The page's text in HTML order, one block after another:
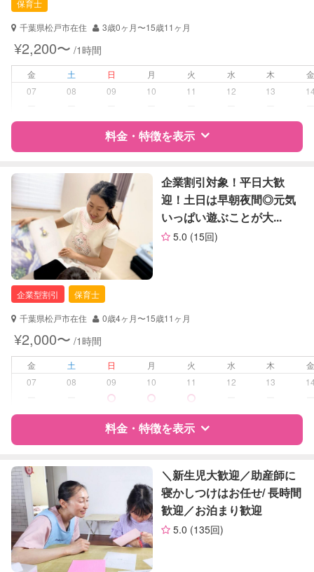
対応可能/特徴
送迎サポート
病児対応 病児、病後児、ともに不可
なし
お引き受けしていません
お子様の撮影
（定期特典）
対応不可
保育士
千葉県松戸市在住
3歳0ヶ月〜15歳11ヶ月
¥2,200〜 /1時間
金 土 日 月 火 水 木
07
08 09 10 11 12 13
料金・特徴を表示
料金 レビュー
サポートの特徴
資格
自治体届出済ベビーシッター
保育士
幼稚園教諭
対応可能/特徴
送迎サポート
お泊まり保育
子育て経験
障がい児対応 対応可否は個別に相談
レッスン
定期予約 可能
お子様の撮影
（定期特典）
対応可能
企業割引対象！平日大歓
迎！土日は早朝夜間◎元気
いっぱい遊ぶことが大...
5.0 (15回)
企業型割引
保育士
千葉県松戸市在住
0歳4ヶ月〜15歳11ヶ月
¥2,000〜 /1時間
金 土 日 月 火 水 木
07
08 09 10 11 12 13
料金・特徴を表示
特徴 料金 レビュー
サポートの特徴
資格
企業型割引対象(旧内閣府補助対象)
自治体届出済ベビーシッター
＼新生児大歓迎／助産師に
寝かしつけはお任せ/ 長時間
歓迎／お泊まり歓迎
5.0 (135回)